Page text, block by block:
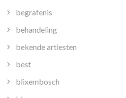
begrafenis
behandeling
bekende artiesten
best
blixembosch